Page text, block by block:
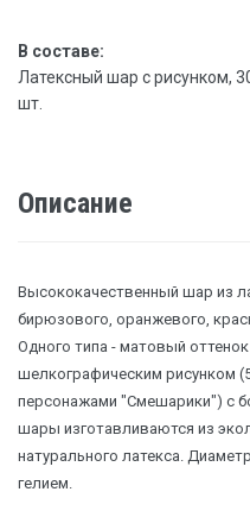
В составе:
Латексный шар с рисунком,
шт.
Описание
Высококачественный шар из
бирюзового, оранжевого,
Одного типа - матовый
шелкографическим рисунком
персонажами "Смешарики") с
шары изготавливаются из
натурального латекса.
гелием.